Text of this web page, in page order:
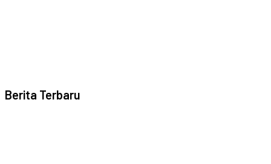
Berita Terbaru